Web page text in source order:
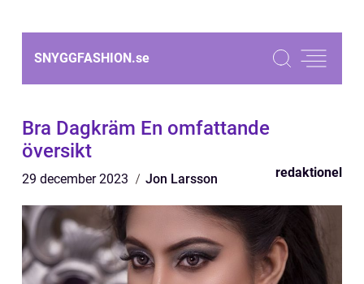
SNYGGFASHION.se
Bra Dagkräm En omfattande
översikt
29 december 2023 Jon Larsson redaktionel